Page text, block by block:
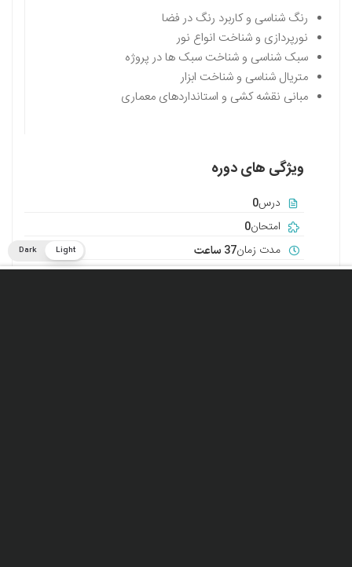
رنگ شناسی و کاربرد رنگ در فضا
نورپردازی و شناخت انواع نور
سبک شناسی و شناخت سبک ها در پروژه
متریال شناسی و شناخت ابزار
مبانی نقشه کشی و استانداردهای معماری
ویژگی های دوره
درس0
امتحان0
مدت زمان37 ساعت
سطح مهارتهمه مراحل
Light
Dark